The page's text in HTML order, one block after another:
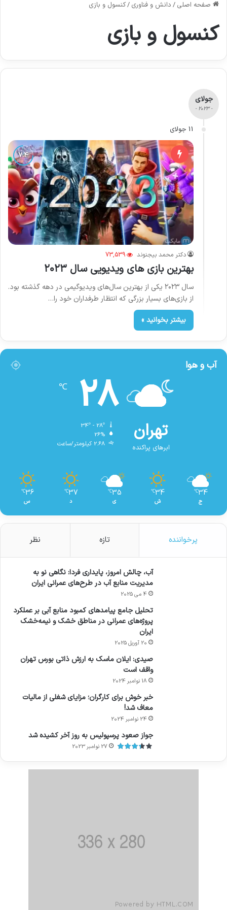
صفحه اصلی / دانش و فناوری /کنسول و بازی
کنسول و بازی
جولای
- 2023 -
11 جولای
دکتر محمد بیجنوند 73,539
بهترین بازی های ویدیویی سال ۲۰۲۳
سال ۲۰۲۳ یکی از بهترین سال‌های ویدیوگیمی در دهه گذشته بود.
از بازی‌های بسیار بزرگی که انتظار طرفداران خود را…
بیشتر بخوانید »
آب و هوا
تهران
ابرهای پراکنده
28
℃
26%
2.68 کیلومتر/ساعت
34
℃
ج
34
℃
ش
35
℃
ی
37
℃
د
36
℃
س
پرخواننده تازه نظر
آب، چالش امروز، پایداری فردا: نگاهی نو به
مدیریت منابع آب در طرح‌های عمرانی ایران
4 می 2025
تحلیل جامع پیامدهای کمبود منابع آبی بر عملکرد
پروژه‌های عمرانی در مناطق خشک و نیمه‌خشک
ایران
20 آوریل 2025
صیدی: ایلان ماسک به ارزش ذاتی بورس تهران
واقف است
18 نوامبر 2024
خبر خوش برای کارگران؛ مزایای شغلی از مالیات
معاف شد!
24 نوامبر 2024
جواز صعود پرسپولیس به روز آخر کشیده شد
27 نوامبر 2023